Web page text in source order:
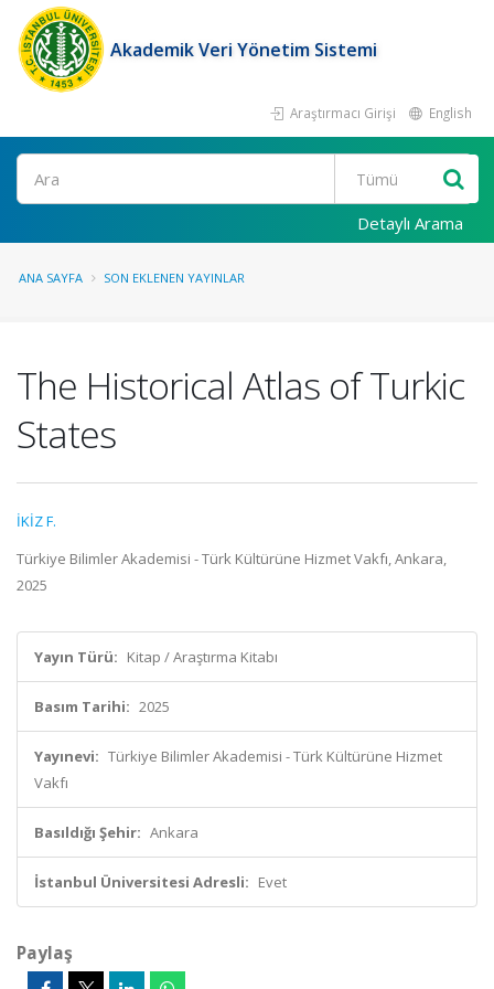
Akademik Veri Yönetim Sistemi
Araştırmacı Girişi English
Ara
Detaylı Arama
ANA SAYFA SON EKLENEN YAYINLAR
The Historical Atlas of Turkic
States
İKİZ F.
Türkiye Bilimler Akademisi - Türk Kültürüne Hizmet Vakfı, Ankara,
2025
Yayın Türü: Kitap / Araştırma Kitabı
Basım Tarihi: 2025
Yayınevi: Türkiye Bilimler Akademisi - Türk Kültürüne Hizmet
Vakfı
Basıldığı Şehir: Ankara
İstanbul Üniversitesi Adresli: Evet
Paylaş